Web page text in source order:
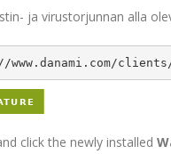
ja virustorjunnan alla
clients/
click the newly installed